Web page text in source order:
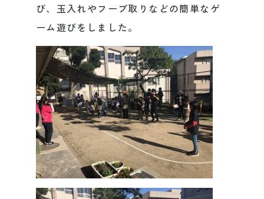
び、玉入れやフープ取りなどの簡単なゲ
ーム遊びをしました。